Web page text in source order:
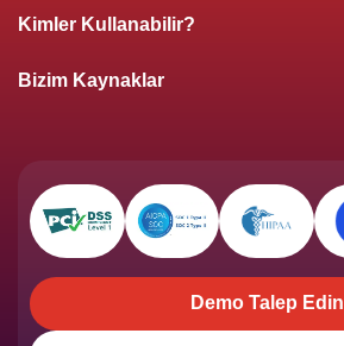
Kimler Kullanabilir?
Bizim Kaynaklar
Demo Talep Edin